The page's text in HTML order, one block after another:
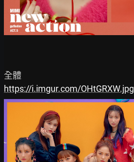
https://i.imgur.com/OHtGRXW.jpg